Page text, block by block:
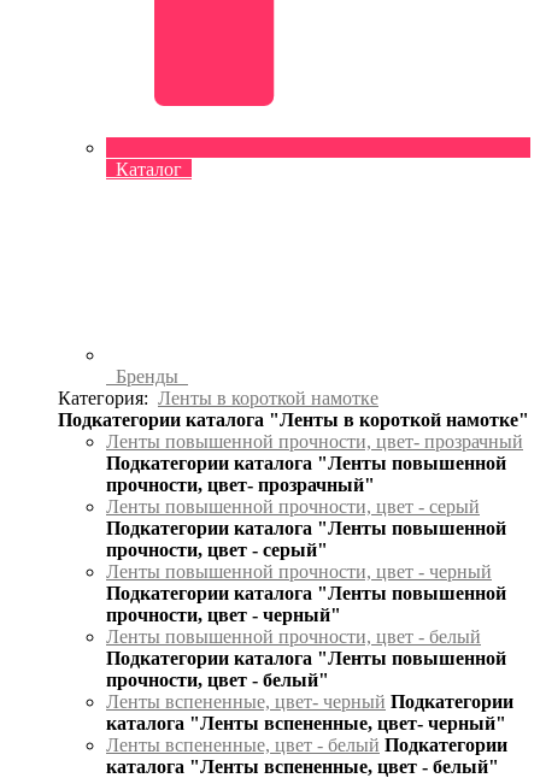
Каталог
Бренды
Категория: Ленты в короткой намотке
Подкатегории каталога "Ленты в короткой намотке"
Ленты повышенной прочности, цвет- прозрачный
Подкатегории каталога "Ленты повышенной
прочности, цвет- прозрачный"
Ленты повышенной прочности, цвет - серый
Подкатегории каталога "Ленты повышенной
прочности, цвет - серый"
Ленты повышенной прочности, цвет - черный
Подкатегории каталога "Ленты повышенной
прочности, цвет - черный"
Ленты повышенной прочности, цвет - белый
Подкатегории каталога "Ленты повышенной
прочности, цвет - белый"
Ленты вспененные, цвет- черный Подкатегории
каталога "Ленты вспененные, цвет- черный"
Ленты вспененные, цвет - белый Подкатегории
каталога "Ленты вспененные, цвет - белый"